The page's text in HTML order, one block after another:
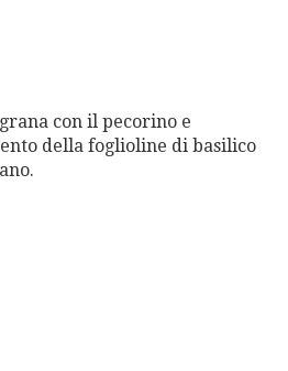
con il pecorino e
della foglioline di basilico